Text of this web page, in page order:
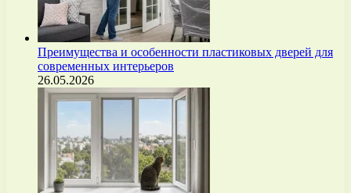
Преимущества и особенности пластиковых дверей для
современных интерьеров
26.05.2026